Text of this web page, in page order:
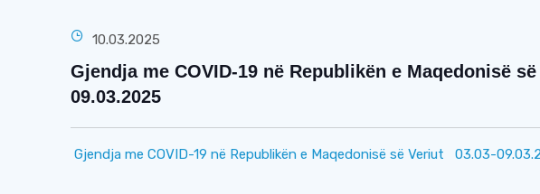
10.03.2025
Gjendja me COVID-19 në Republikën e Maqedonisë
09.03.2025
Gjendja me COVID-19 në Republikën e Maqedonisë së Veriut 03.03-